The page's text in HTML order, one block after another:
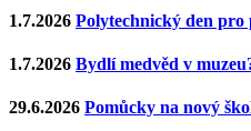
1.7.2026 Polytechnický den pro
1.7.2026 Bydlí medvěd v
29.6.2026 Pomůcky na nový